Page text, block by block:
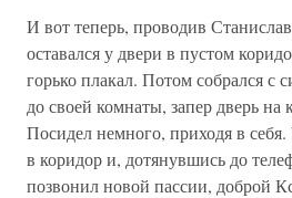
И вот теперь, проводив
оставался у двери в пустом
горько плакал. Потом собрался с
до своей комнаты, запер дверь
Посидел немного, приходя в
в коридор и, дотянувшись до
позвонил новой пассии, доброй